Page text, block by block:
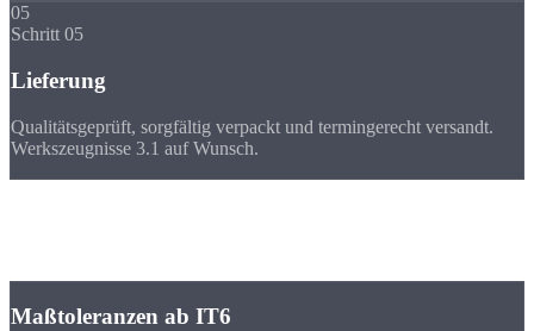
05
Schritt 05
Lieferung
Qualitätsgeprüft, sorgfältig verpackt und termingerecht versandt.
Werkszeugnisse 3.1 auf Wunsch.
Maßtoleranzen ab IT6